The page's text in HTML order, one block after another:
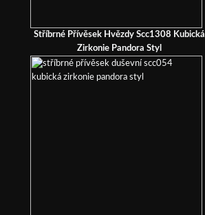
Stříbrné Přívěsek Hvězdy Scc1308 Kubická
Zirkonie Pandora Styl